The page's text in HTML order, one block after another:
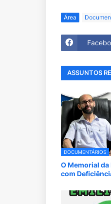
Área
ASSUNTOS
DOCUMENTÁRIOS
O Memorial
com